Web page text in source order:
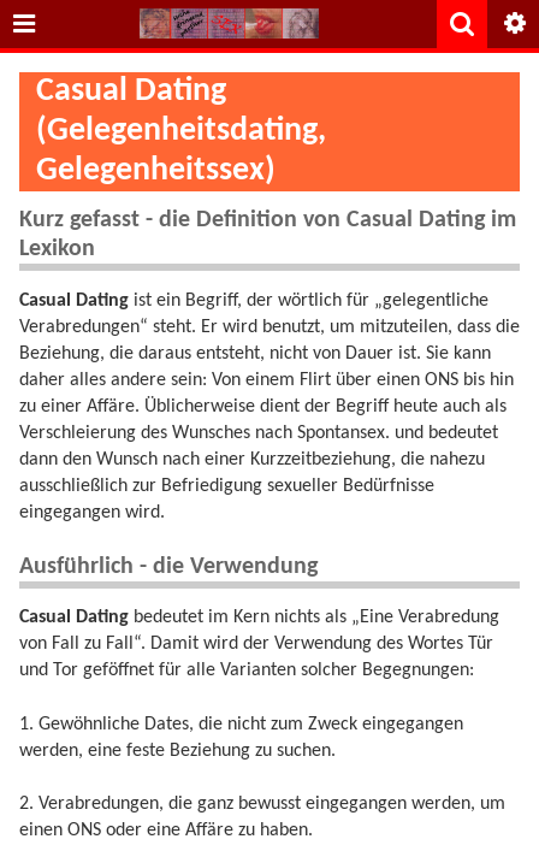
Casual Dating
(Gelegenheitsdating,
Gelegenheitssex)
Kurz gefasst - die Definition von Casual Dating im
Lexikon
Casual Dating ist ein Begriff, der wörtlich für „gelegentliche
Verabredungen“ steht. Er wird benutzt, um mitzuteilen, dass die
Beziehung, die daraus entsteht, nicht von Dauer ist. Sie kann
daher alles andere sein: Von einem Flirt über einen ONS bis hin
zu einer Affäre. Üblicherweise dient der Begriff heute auch als
Verschleierung des Wunsches nach Spontansex. und bedeutet
dann den Wunsch nach einer Kurzzeitbeziehung, die nahezu
ausschließlich zur Befriedigung sexueller Bedürfnisse
eingegangen wird.
Ausführlich - die Verwendung
Casual Dating bedeutet im Kern nichts als „Eine Verabredung
von Fall zu Fall“. Damit wird der Verwendung des Wortes Tür
und Tor geföffnet für alle Varianten solcher Begegnungen:
1. Gewöhnliche Dates, die nicht zum Zweck eingegangen
werden, eine feste Beziehung zu suchen.
2. Verabredungen, die ganz bewusst eingegangen werden, um
einen ONS oder eine Affäre zu haben.